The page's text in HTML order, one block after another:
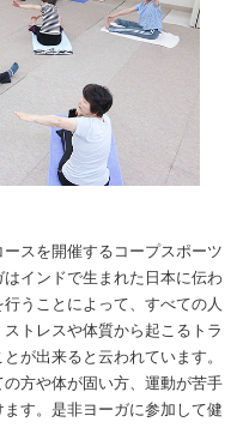
スを開催するコープスポーツ
インドで生まれた日本に伝わ
うことによって、すべての人
トレスや体質から起こるトラ
が出来ると云われています。
方や体が固い方、運動が苦手
す。是非ヨーガに参加して健